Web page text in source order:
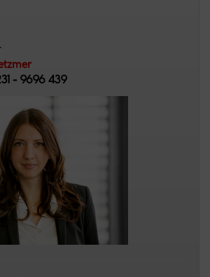
- 9696 439